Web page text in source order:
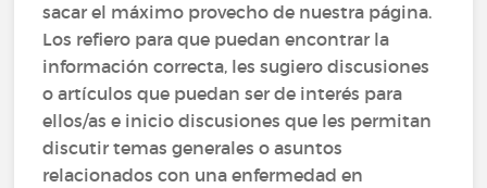
sacar el máximo provecho de nuestra página.
Los refiero para que puedan encontrar la
información correcta, les sugiero discusiones
o artículos que puedan ser de interés para
ellos/as e inicio discusiones que les permitan
discutir temas generales o asuntos
relacionados con una enfermedad en